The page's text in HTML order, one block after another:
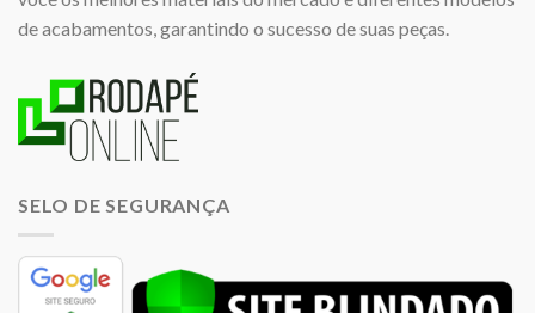
de acabamentos, garantindo o sucesso de suas peças.
SELO DE SEGURANÇA